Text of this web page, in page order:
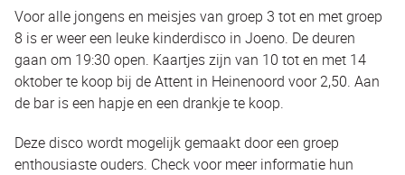
Voor alle jongens en meisjes van groep 3 tot en met groep
8 is er weer een leuke kinderdisco in Joeno. De deuren
gaan om 19:30 open. Kaartjes zijn van 10 tot en met 14
oktober te koop bij de Attent in Heinenoord voor 2,50. Aan
de bar is een hapje en een drankje te koop.
Deze disco wordt mogelijk gemaakt door een groep
enthousiaste ouders. Check voor meer informatie hun